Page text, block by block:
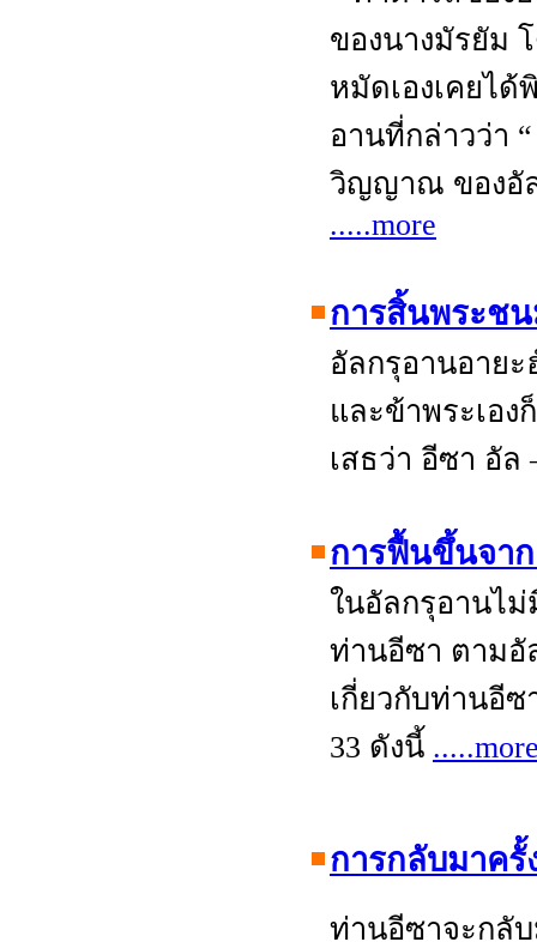
ของนางมัรยัม
หมัดเองเคยได้
อานที่กล่าวว่า
วิญญาณ ของอัล
.....more
การสิ้นพระช
อัลกรุอานอาย
และข้าพระเอ
เสธว่า อีซา อั
การฟื้นขึ้นจา
ในอัลกรุอานไ
ท่านอีซา ตามอั
เกี่ยวกับท่านอี
33 ดังนี้
การกลับมาค
ท่านอีซาจะกลั